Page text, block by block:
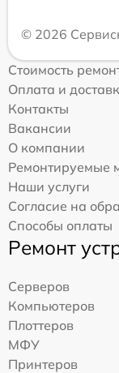
© 2026
Стоимость
Оплата и
Контакты
Вакансии
О компании
Ремонтируемые
Наши услуги
Согласие на
Способы оплаты
Ремонт
Серверов
Компьютеров
Плоттеров
МФУ
Принтеров